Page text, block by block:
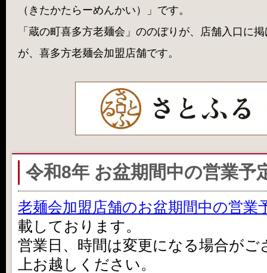
（きたかたらーめんかい）」です。
「蔵の町喜多方老麺会」ののぼりが、店舗入口に
が、喜多方老麺会加盟店舗です。
令和8年 お盆期間中の営業予
老麺会加盟店舗のお盆期間中の営業
載しております。
営業日、時間は変更になる場合が
上お越しください。